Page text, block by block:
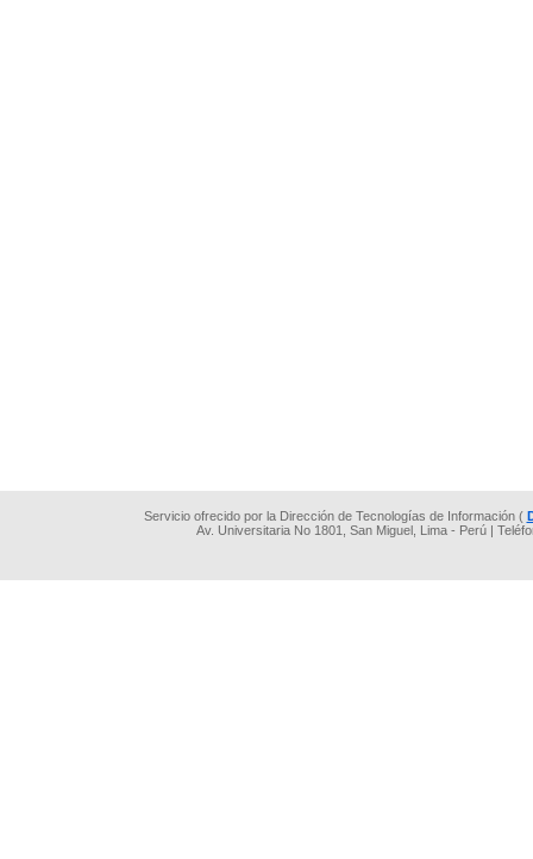
Servicio ofrecido por la Dirección de Tecnologías de Información (
Av. Universitaria No 1801, San Miguel, Lima - Perú |